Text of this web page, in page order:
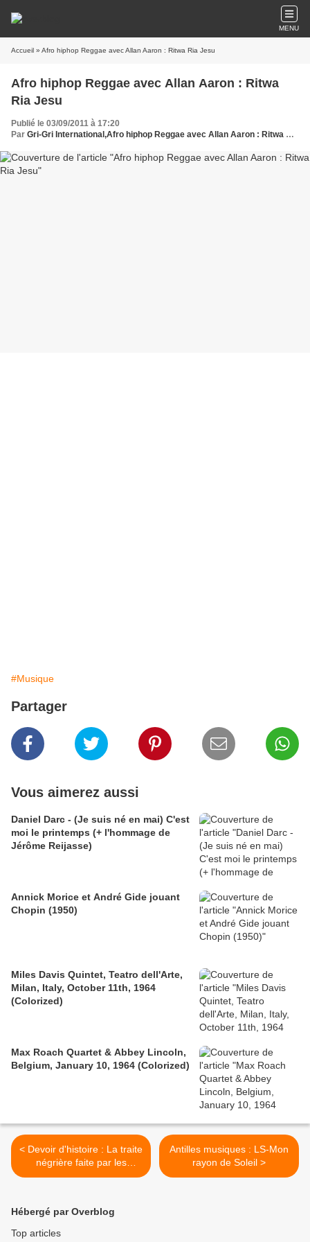
MENU
Accueil » Afro hiphop Reggae avec Allan Aaron : Ritwa Ria Jesu
Afro hiphop Reggae avec Allan Aaron : Ritwa
Ria Jesu
Publié le 03/09/2011 à 17:20
Par Gri-Gri International,Afro hiphop Reggae avec Allan Aaron : Ritwa Ria Jesu
#Musique
Partager
Vous aimerez aussi
Daniel Darc - (Je suis né en mai) C'est
moi le printemps (+ l'hommage de
Jérôme Reijasse)
Annick Morice et André Gide jouant
Chopin (1950)
Miles Davis Quintet, Teatro dell'Arte,
Milan, Italy, October 11th, 1964
(Colorized)
Max Roach Quartet & Abbey Lincoln,
Belgium, January 10, 1964 (Colorized)
< Devoir d'histoire : La traite
négrière faite par les
Européens a duré
les arabo-islamiques a duré
14 siècles au Moyen-Orient,
Antilles musiques : LS-Mon
rayon de Soleil >
Hébergé par Overblog
Top articles